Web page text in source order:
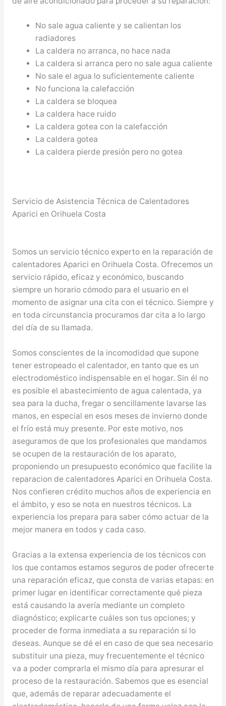
No sale agua caliente y se calientan los
radiadores
La caldera no arranca, no hace nada
La caldera si arranca pero no sale agua caliente
No sale el agua lo suficientemente caliente
No funciona la calefacción
La caldera se bloquea
La caldera hace ruido
La caldera gotea con la calefacción
La caldera gotea
La caldera pierde presión pero no gotea
Servicio de Asistencia Técnica de Calentadores
Aparici en Orihuela Costa
Somos un servicio técnico experto en la reparación de
calentadores Aparici en Orihuela Costa. Ofrecemos un
servicio rápido, eficaz y económico, buscando
siempre un horario cómodo para el usuario en el
momento de asignar una cita con el técnico. Siempre y
en toda circunstancia procuramos dar cita a lo largo
del día de su llamada.
Somos conscientes de la incomodidad que supone
tener estropeado el calentador, en tanto que es un
electrodoméstico indispensable en el hogar. Sin él no
es posible el abastecimiento de agua calentada, ya
sea para la ducha, fregar o sencillamente lavarse las
manos, en especial en esos meses de invierno donde
el frío está muy presente. Por este motivo, nos
aseguramos de que los profesionales que mandamos
se ocupen de la restauración de los aparato,
proponiendo un presupuesto económico que facilite la
reparacion de calentadores Aparici en Orihuela Costa.
Nos confieren crédito muchos años de experiencia en
el ámbito, y eso se nota en nuestros técnicos. La
experiencia los prepara para saber cómo actuar de la
mejor manera en todos y cada caso.
Gracias a la extensa experiencia de los técnicos con
los que contamos estamos seguros de poder ofrecerte
una reparación eficaz, que consta de varias etapas: en
primer lugar en identificar correctamente qué pieza
está causando la avería mediante un completo
diagnóstico; explicarte cuáles son tus opciones; y
proceder de forma inmediata a su reparación si lo
deseas. Aunque se dé el en caso de que sea necesario
substituir una pieza, muy frecuentemente el técnico
va a poder comprarla el mismo día para apresurar el
proceso de la restauración. Sabemos que es esencial
que, además de reparar adecuadamente el